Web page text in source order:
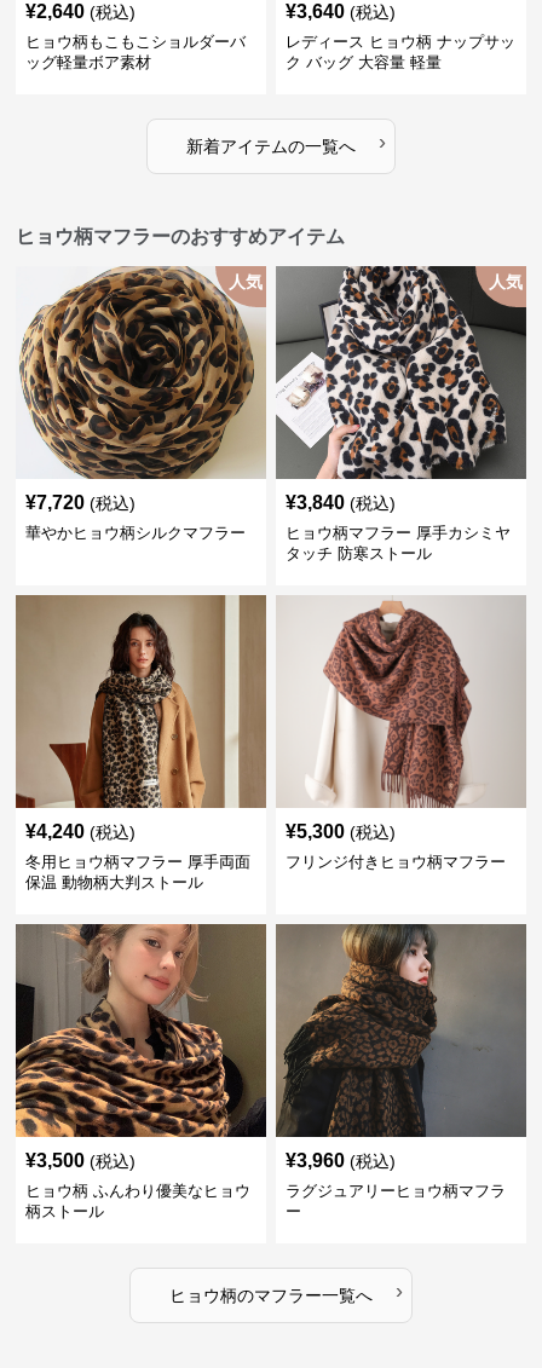
¥2,640 (税込)
ヒョウ柄もこもこショルダーバ
ッグ軽量ボア素材
¥3,640 (税込)
レディース ヒョウ柄 ナップサッ
ク バッグ 大容量 軽量
新着アイテムの一覧へ ›
ヒョウ柄マフラーのおすすめアイテム
人気
¥7,720 (税込)
華やかヒョウ柄シルクマフラー
人気
¥3,840 (税込)
ヒョウ柄マフラー 厚手カシミヤ
タッチ 防寒ストール
¥4,240 (税込)
冬用ヒョウ柄マフラー 厚手両面
保温 動物柄大判ストール
¥5,300 (税込)
フリンジ付きヒョウ柄マフラー
¥3,500 (税込)
ヒョウ柄 ふんわり優美なヒョウ
柄ストール
¥3,960 (税込)
ラグジュアリーヒョウ柄マフラ
ー
ヒョウ柄のマフラー一覧へ ›